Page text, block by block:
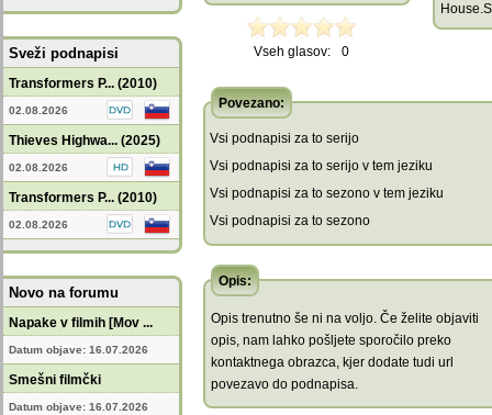
Sveži podnapisi
Transformers P... (2010)
02.08.2026
Thieves Highwa... (2025)
02.08.2026
Transformers P... (2010)
02.08.2026
Novo na forumu
Napake v filmih [Mov ...
Datum objave: 16.07.2026
Smešni filmčki
Datum objave: 16.07.2026
Vseh glasov: 0
Povezano:
Vsi podnapisi za to serijo
Vsi podnapisi za to serijo v tem jeziku
Vsi podnapisi za to sezono v tem jeziku
Vsi podnapisi za to sezono
Opis:
Opis trenutno še ni na voljo. Če želite objaviti
opis, nam lahko pošljete sporočilo preko
kontaktnega obrazca, kjer dodate tudi url
povezavo do podnapisa.